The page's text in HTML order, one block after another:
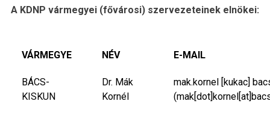
A KDNP vármegyei (fővárosi) szervezeteinek elnökei:
VÁRMEGYE NÉV E-MAIL
BÁCS-
KISKUN
Dr. Mák
Kornél
mak.kornel [kukac]